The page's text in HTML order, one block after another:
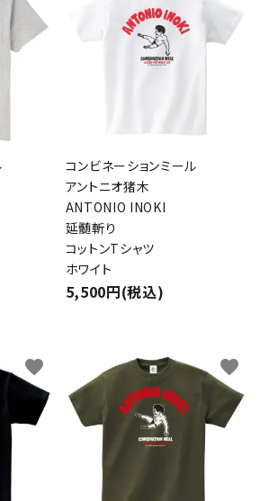
コンビネーションミール
アントニオ猪木
ANTONIO INOKI
延髄斬り
コットンTシャツ
ホワイト
5,500円(税込)
favorite favorite